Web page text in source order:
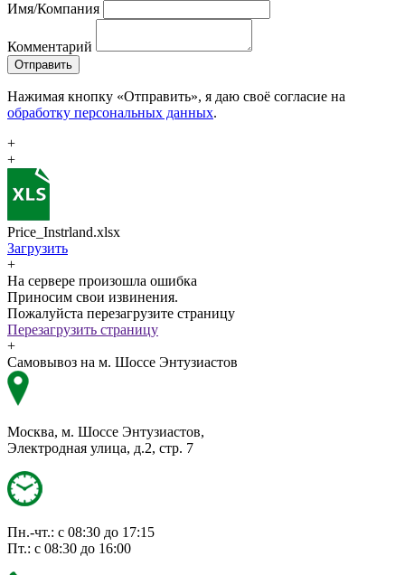
Имя/Компания
Комментарий
Отправить
Нажимая кнопку «Отправить», я даю своё согласие на
обработку персональных данных.
+
+
Price_Instrland.xlsx
Загрузить
+
На сервере произошла ошибка
Приносим свои извинения.
Пожалуйста перезагрузите страницу
Перезагрузить страницу
+
Самовывоз на м. Шоссе Энтузиастов
Москва, м. Шоссе Энтузиастов,
Электродная улица, д.2, стр. 7
Пн.-чт.: с 08:30 до 17:15
Пт.: с 08:30 до 16:00